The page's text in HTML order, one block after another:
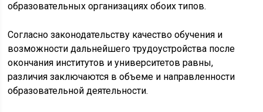
образовательных организациях обоих типов.
Согласно законодательству качество обучения и
возможности дальнейшего трудоустройства после
окончания институтов и университетов равны,
различия заключаются в объеме и направленности
образовательной деятельности.